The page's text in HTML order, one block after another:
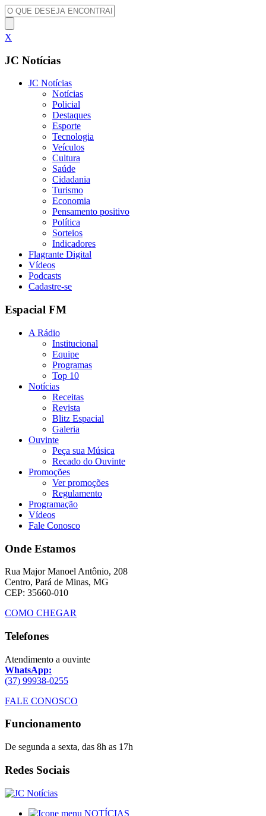
X
JC Notícias
JC Notícias
Notícias
Policial
Destaques
Esporte
Tecnologia
Veículos
Cultura
Saúde
Cidadania
Turismo
Economia
Pensamento positivo
Política
Sorteios
Indicadores
Flagrante Digital
Vídeos
Podcasts
Cadastre-se
Espacial FM
A Rádio
Institucional
Equipe
Programas
Top 10
Notícias
Receitas
Revista
Blitz Espacial
Galeria
Ouvinte
Peça sua Música
Recado do Ouvinte
Promoções
Ver promoções
Regulamento
Programação
Vídeos
Fale Conosco
Onde Estamos
Rua Major Manoel Antônio, 208
Centro, Pará de Minas, MG
CEP: 35660-010
COMO CHEGAR
Telefones
Atendimento a ouvinte
WhatsApp:
(37) 99938-0255
FALE CONOSCO
Funcionamento
De segunda a sexta, das 8h as 17h
Redes Sociais
NOTÍCIAS